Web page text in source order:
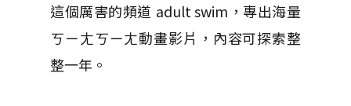
這個厲害的頻道 adult swim，專出海量
ㄎㄧㄤㄎㄧㄤ動畫影片，內容可探索整
整一年。